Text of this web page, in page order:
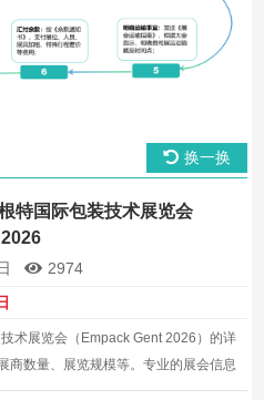
换一换
特国际包装技术展览会
2974
术展览会（Empack Gent 2026）的详
商数量、展览规模等。专业的展会信息
械市场。